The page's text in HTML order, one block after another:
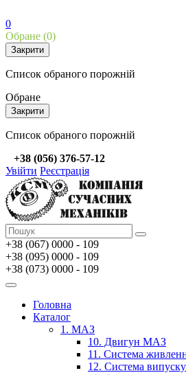
0
Обране (0)
Закрити
Список обраного порожній
Обране
Закрити
Список обраного порожній
+38 (056) 376-57-12
Увійти Реєстрація
+38 (067) 0000 - 109
+38 (095) 0000 - 109
+38 (073) 0000 - 109
Головна
Каталог
1. МАЗ
10. Двигун МАЗ
11. Система
12. Система